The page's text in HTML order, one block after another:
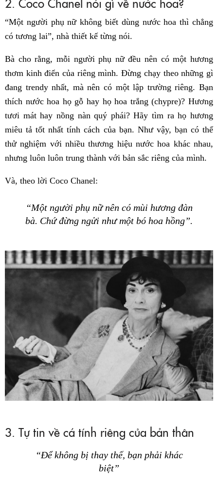
“Một người phụ nữ không biết dùng nước hoa thì chẳng
có tương lai”, nhà thiết kế từng nói.
Bà cho rằng, mỗi người phụ nữ đều nên có một hương
thơm kinh điển của riêng mình. Đừng chạy theo những gì
đang trendy nhất, mà nên có một lập trường riêng. Bạn
thích nước hoa họ gỗ hay họ hoa trắng (chypre)? Hương
tươi mát hay nồng nàn quý phái? Hãy tìm ra họ hương
miêu tả tốt nhất tính cách của bạn. Như vậy, bạn có thể
thử nghiệm với nhiều thương hiệu nước hoa khác nhau,
nhưng luôn luôn trung thành với bản sắc riêng của mình.
Và, theo lời Coco Chanel:
“Một người phụ nữ nên có mùi hương đàn
bà. Chứ đừng ngửi như một bó hoa hồng”.
3. Tự tin về cá tính riêng của bản thân
“Để không bị thay thế, bạn phải khác
biệt”